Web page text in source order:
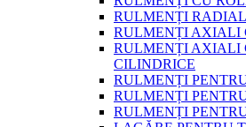
RULMENȚI
RULMENȚI AXIALI
RULMENȚI AXIALI
CILINDRICE
RULMENȚI
RULMENȚI
RULMENȚI